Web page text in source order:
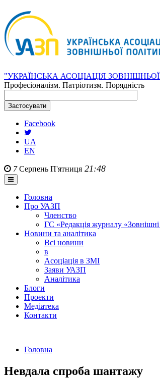
"УКРАЇНСЬКА АСОЦІАЦІЯ
Професіоналізм. Патріотизм. Порядність
Facebook
UA
EN
7Серпень П'ятниця 21:48
Головна
Про УАЗП
Членство
ГС «Редакція журналу
Новини та аналітика
Всі новини
в
Асоціація в ЗМІ
Заяви УАЗП
Аналітика
Блоги
Проекти
Медіатека
Контакти
Головна
Невдала спроба шантажу